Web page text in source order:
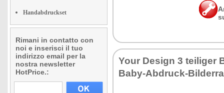
Handabdruckset
Rimani in contatto con
noi e inserisci il tuo
indirizzo email per la
nostra newsletter
HotPrice.:
Your Design 3 teiliger
Baby-Abdruck-